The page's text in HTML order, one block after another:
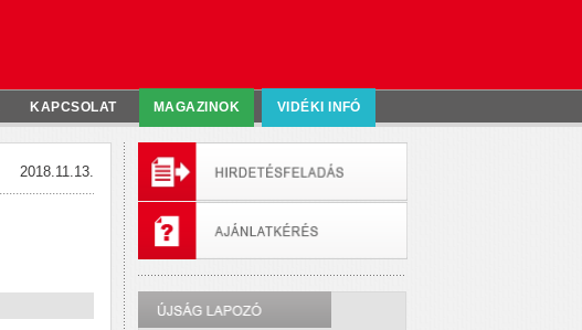
KAPCSOLAT MAGAZINOK VIDÉKI INFÓ
2018.11.13.